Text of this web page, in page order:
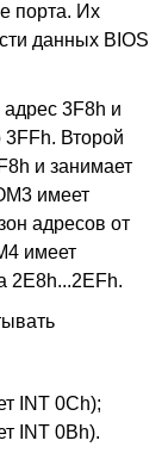
порта. Их
данных BIOS
3F8h и
3FFh. Второй
и занимает
имеет
адресов от
имеет
2E8h...2EFh.
INT 0Ch);
INT 0Bh).